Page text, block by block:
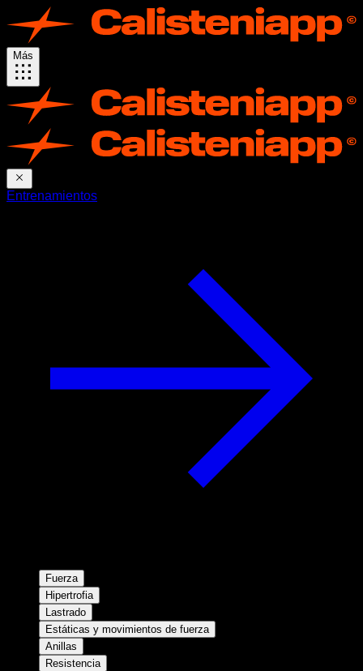
Más
Entrenamientos
Fuerza
Hipertrofia
Lastrado
Estáticas y movimientos de fuerza
Anillas
Resistencia